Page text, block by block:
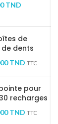
TND
de
dents
TND TTC
pour
recharges
TND TTC